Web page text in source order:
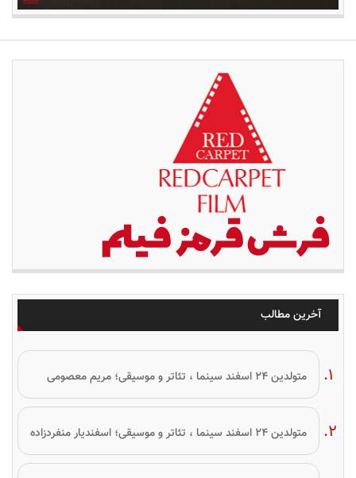
آخرین مطالب
متولدین ۲۴ اسفند سینما ، تئاتر و موسیقی؛ مریم معصومی
متولدین ۲۴ اسفند سینما ، تئاتر و موسیقی؛ اسفندیار منفردزاده